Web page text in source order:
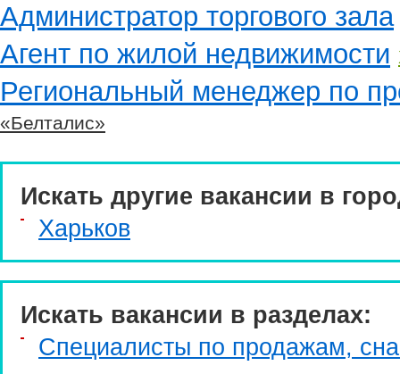
Администратор торгового зала
Агент по жилой недвижимости
Региональный менеджер по
«Белталис»
Искать другие вакансии в
Харьков
Искать вакансии в разделах:
Специалисты по продажам,